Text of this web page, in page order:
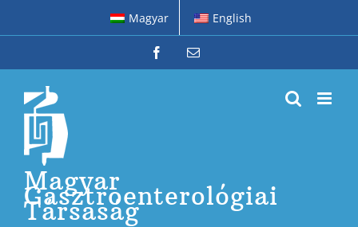
Magyar English
FacebookEmail:
Magyar
Gasztroenterológiai
Társaság